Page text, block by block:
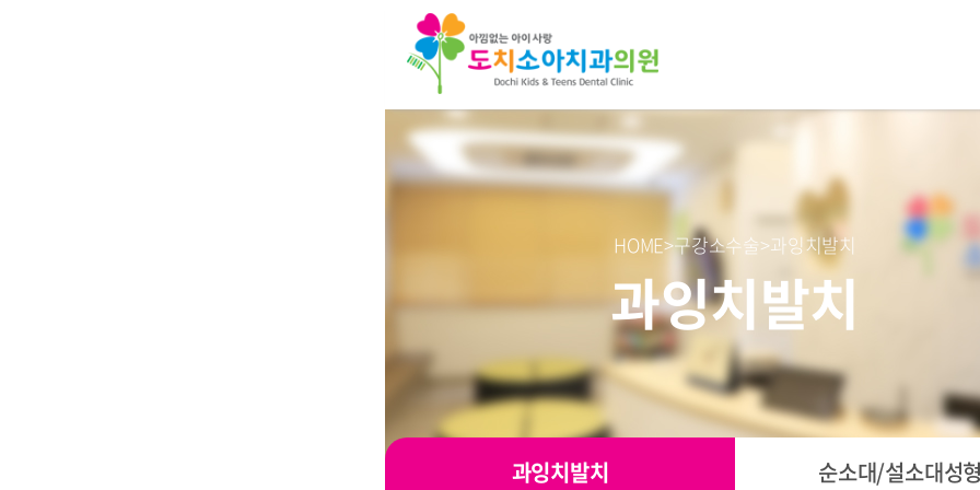
HOME>구강소수술>과잉치발치
과잉치발치
과잉치발치 순소대/설소대성